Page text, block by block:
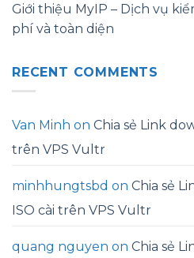
Giới thiệu MyIP – Dịch vụ
phí và toàn diện
RECENT COMMENTS
Van Minh on Chia sẻ Link
trên VPS Vultr
minhhungtsbd on Chia sẻ
ISO cài trên VPS Vultr
quang nguyen on Chia sẻ